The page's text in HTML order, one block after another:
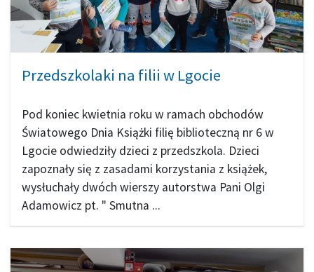
Przedszkolaki na filii w Lgocie
Pod koniec kwietnia roku w ramach obchodów
Światowego Dnia Książki filię biblioteczną nr 6 w
Lgocie odwiedziły dzieci z przedszkola. Dzieci
zapoznały się z zasadami korzystania z książek,
wysłuchały dwóch wierszy autorstwa Pani Olgi
Adamowicz pt. " Smutna ...